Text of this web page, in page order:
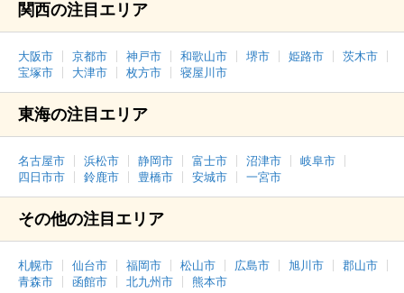
関西の注目エリア
大阪市 京都市 神戸市 和歌山市 堺市 姫路市
茨木市
宝塚市
大津市 枚方市 寝屋川市
東海の注目エリア
名古屋市 浜松市 静岡市 富士市 沼津市
岐阜市
四日市市
鈴鹿市 豊橋市 安城市 一宮市
その他の注目エリア
札幌市 仙台市 福岡市 松山市 広島市 旭川市
郡山市
青森市
函館市 北九州市 熊本市